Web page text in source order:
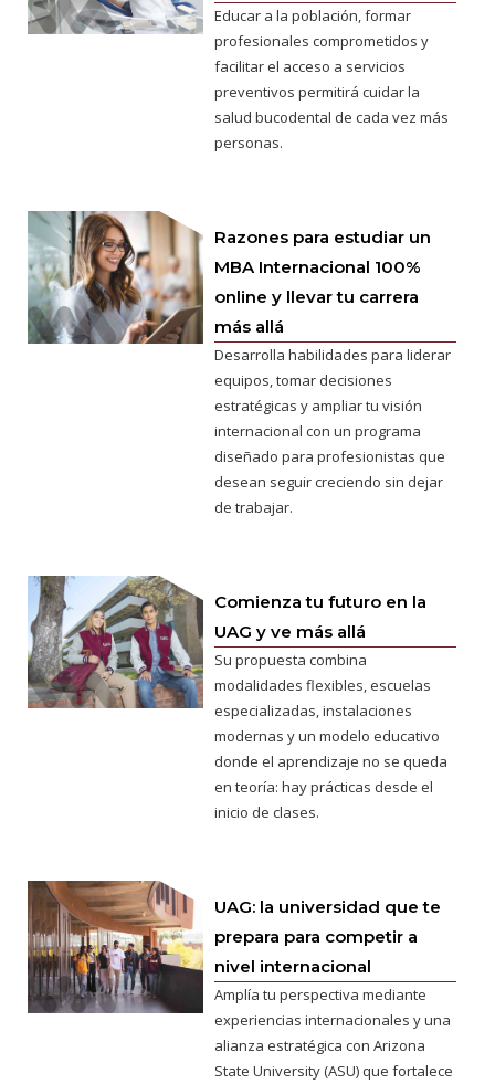
Educar a la población, formar
profesionales comprometidos y
facilitar el acceso a servicios
preventivos permitirá cuidar la
salud bucodental de cada vez más
personas.
Razones para estudiar un
MBA Internacional 100%
online y llevar tu carrera
más allá
Desarrolla habilidades para liderar
equipos, tomar decisiones
estratégicas y ampliar tu visión
internacional con un programa
diseñado para profesionistas que
desean seguir creciendo sin dejar
de trabajar.
Comienza tu futuro en la
UAG y ve más allá
Su propuesta combina
modalidades flexibles, escuelas
especializadas, instalaciones
modernas y un modelo educativo
donde el aprendizaje no se queda
en teoría: hay prácticas desde el
inicio de clases.
UAG: la universidad que te
prepara para competir a
nivel internacional
Amplía tu perspectiva mediante
experiencias internacionales y una
alianza estratégica con Arizona
State University (ASU) que fortalece